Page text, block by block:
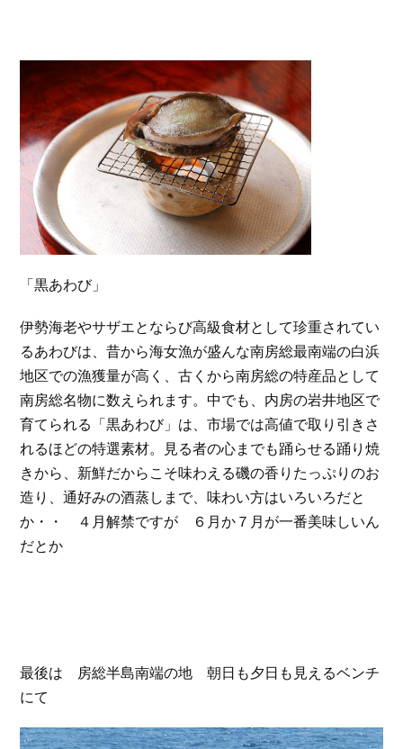
「黒あわび」
伊勢海老やサザエとならび高級食材として珍重されてい
るあわびは、昔から海女漁が盛んな南房総最南端の白浜
地区での漁獲量が高く、古くから南房総の特産品として
南房総名物に数えられます。中でも、内房の岩井地区で
育てられる「黒あわび」は、市場では高値で取り引きさ
れるほどの特選素材。見る者の心までも踊らせる踊り焼
きから、新鮮だからこそ味わえる磯の香りたっぷりのお
造り、通好みの酒蒸しまで、味わい方はいろいろだと
か・・ ４月解禁ですが ６月か７月が一番美味しいん
だとか
最後は 房総半島南端の地 朝日も夕日も見えるベンチ
にて